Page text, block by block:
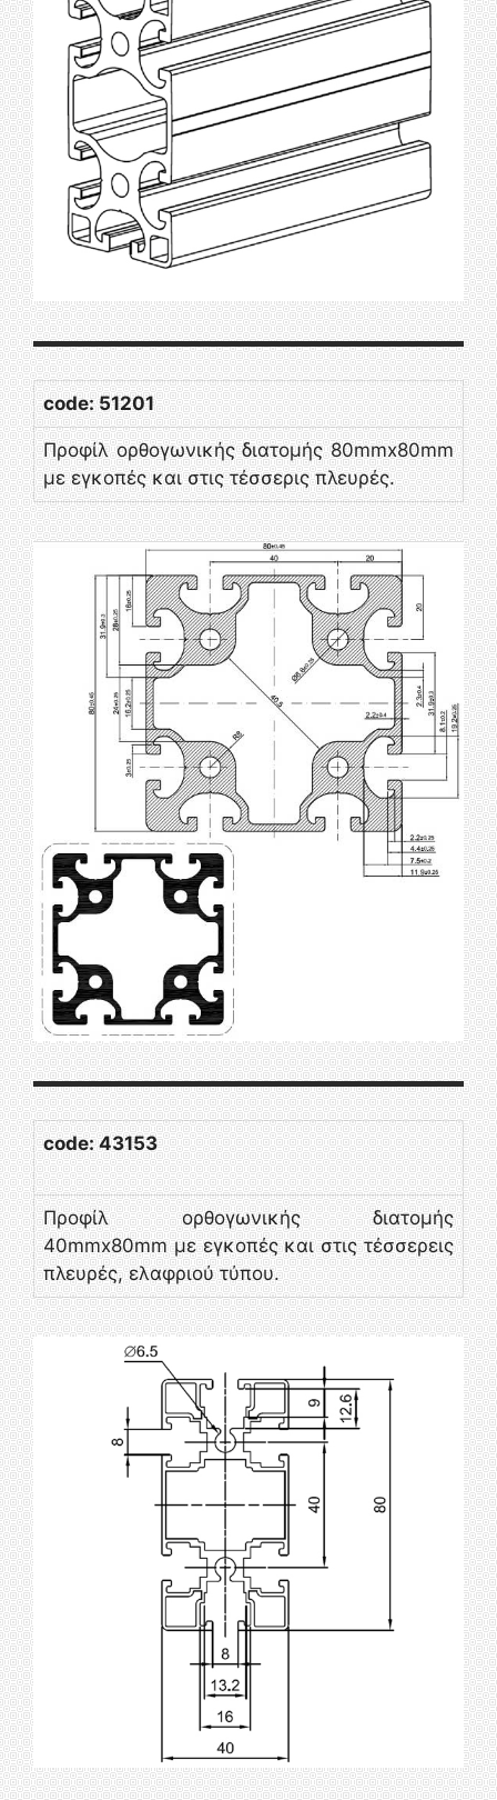
code: 51201
Προφίλ ορθογωνικής διατομής 80mmx80mm
με εγκοπές και στις τέσσερις πλευρές.
code: 43153
Προφίλ ορθογωνικής διατομής
40mmx80mm με εγκοπές και στις τέσσερεις
πλευρές, ελαφριού τύπου.